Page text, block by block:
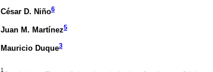
César D. Niño6
Juan M. Martínez5
Mauricio Duque3
1